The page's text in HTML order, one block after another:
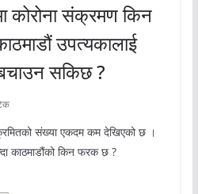
कोरोना संक्रमण किन
उपत्यकालाई
बचाउन सकिछ ?
संख्या एकदम कम देखिएको छ ।
काठमाडौंको किन फरक छ ?